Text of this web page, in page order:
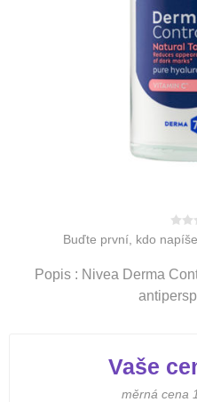
Buďte první, kdo
Popis : Nivea Derma
Vaše
měrná cena